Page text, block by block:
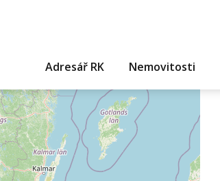
Adresář RK Nemovitosti